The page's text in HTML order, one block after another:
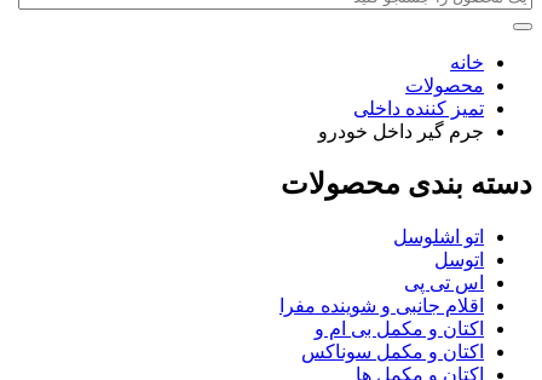
خانه
محصولات
تمیز کننده داخلی
جرم گیر داخل خودرو
دسته بندی محصولات
اتو اشلوسل
اتوسل
اس تی پی
اقلام جانبی و شوینده مفرا
اکتان و مکمل بی ام و
اکتان و مکمل سوناکس
اکتان و مکمل ها